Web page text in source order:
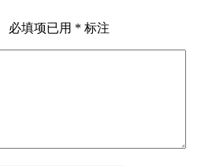
必填项已用 * 标注